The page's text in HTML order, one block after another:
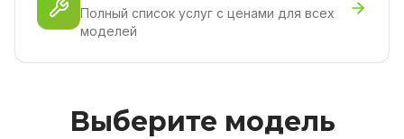
Полный список услуг с ценами для всех
моделей
Выберите модель